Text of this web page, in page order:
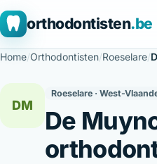
orthodontisten.be
Home/Orthodontisten/Roeselare/
DM
Roeselare · West-
De